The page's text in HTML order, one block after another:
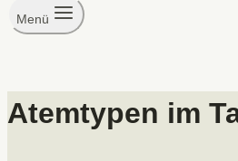
Menü
Atemtypen im